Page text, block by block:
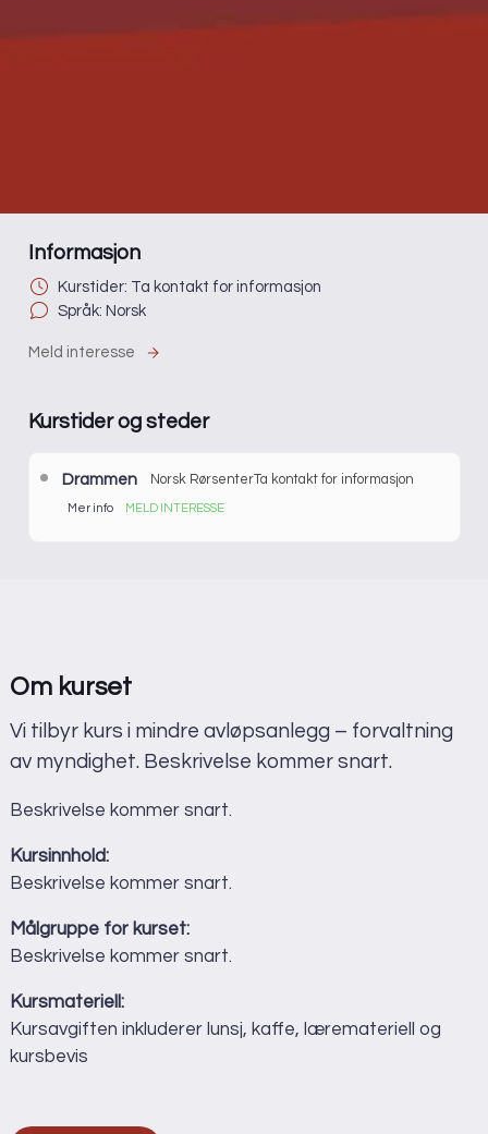
Kurstider og steder
Drammen Norsk Rørsenter Ta kontakt for informasjon
Mer info MELD INTERESSE
Norsk Rørsenter
Scheitlies gate 14
Vis i Google Maps
Informasjon
Kurstider: Ta kontakt for informasjon
Språk: Norsk
Meld interesse
Om kurset
Vi tilbyr kurs i mindre avløpsanlegg – forvaltning
av myndighet. Beskrivelse kommer snart.
Beskrivelse kommer snart.
Kursinnhold:
Beskrivelse kommer snart.
Målgruppe for kurset:
Beskrivelse kommer snart.
Kursmateriell:
Kursavgiften inkluderer lunsj, kaffe, læremateriell og
kursbevis